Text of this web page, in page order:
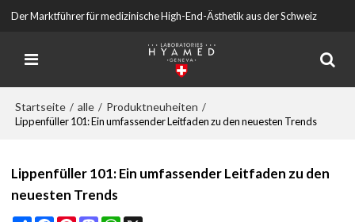
Der Marktführer für medizinische High-End-Ästhetik aus der Schweiz
Startseite / alle / Produktneuheiten /
Lippenfüller 101: Ein umfassender Leitfaden zu den neuesten Trends
Lippenfüller 101: Ein umfassender Leitfaden zu den
neuesten Trends